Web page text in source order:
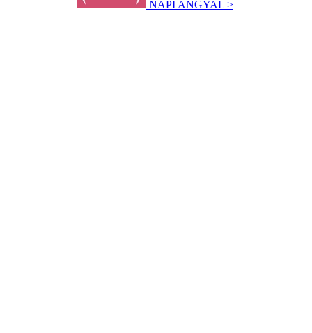
NAPI ANGYAL >